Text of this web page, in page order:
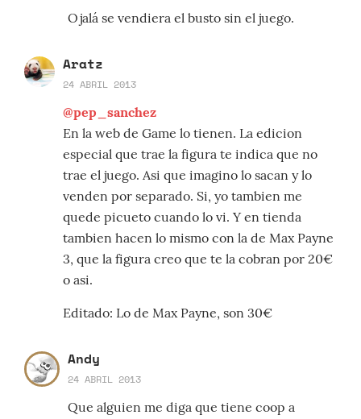
Ojalá se vendiera el busto sin el juego.
Aratz
24 ABRIL 2013
@pep_sanchez
En la web de Game lo tienen. La edicion
especial que trae la figura te indica que no
trae el juego. Asi que imagino lo sacan y lo
venden por separado. Si, yo tambien me
quede picueto cuando lo vi. Y en tienda
tambien hacen lo mismo con la de Max Payne
3, que la figura creo que te la cobran por 20€
o asi.
Editado: Lo de Max Payne, son 30€
Andy
24 ABRIL 2013
Que alguien me diga que tiene coop a